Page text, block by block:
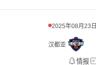
2025年08月23日
汉都亚
情报